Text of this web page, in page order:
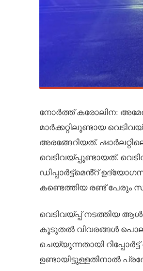
നോർത്ത് കരോലിന:
മാര്‍ക്കറ്റിലുണ്ടായ
അരങ്ങേറിയത്.
വെടിവയ്പ്പുണ്ടായത്.
ഡിപ്പാർട്ട്മെൻ്റ്
കണ്ടെത്തിയ രണ്ട് പേരും
വെടിവയ്പ്പ് നടത്തിയ
കൂടുതൽ വിവരങ്ങൾ
ചെയ്യുന്നതായി
ഉണ്ടായിട്ടുള്ളതിനാൽ